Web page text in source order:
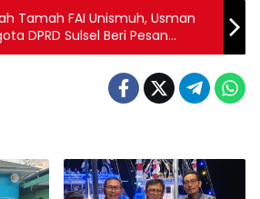
Tamah FAI Unismuh, Usman
DPRD Sulsel Beri Pesan